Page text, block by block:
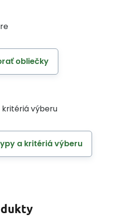
obliečky
kritériá výberu
a kritériá výberu